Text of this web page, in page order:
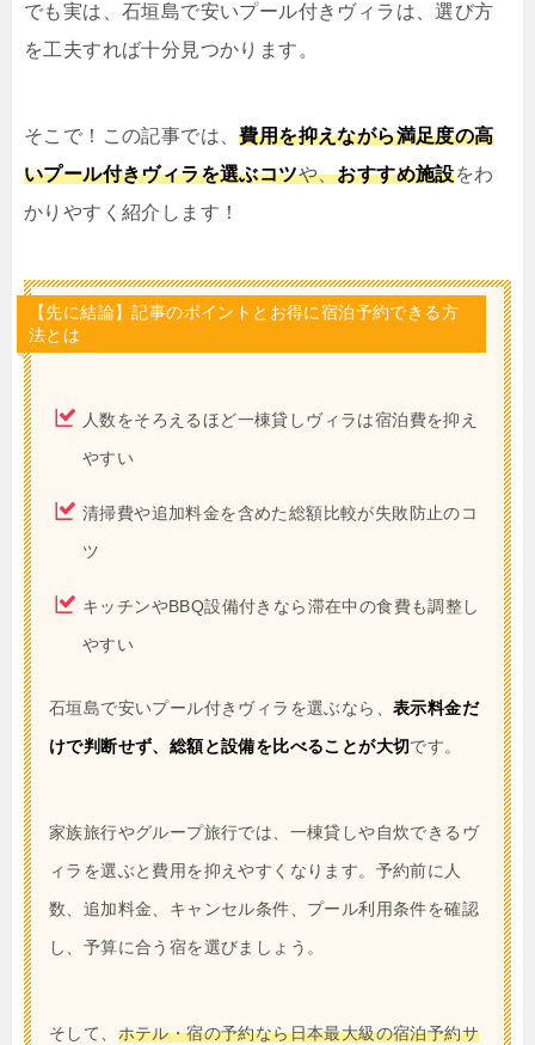
でも実は、石垣島で安いプール付きヴィラは、選び方
を工夫すれば十分見つかります。
そこで！この記事では、費用を抑えながら満足度の高
いプール付きヴィラを選ぶコツや、おすすめ施設をわ
かりやすく紹介します！
【先に結論】記事のポイントとお得に宿泊予約できる方
法とは
人数をそろえるほど一棟貸しヴィラは宿泊費を抑え
やすい
清掃費や追加料金を含めた総額比較が失敗防止のコ
ツ
キッチンやBBQ設備付きなら滞在中の食費も調整し
やすい
石垣島で安いプール付きヴィラを選ぶなら、 表示料金だ
けで判断せず、総額と設備を比べることが大切です。
家族旅行やグループ旅行では、一棟貸しや自炊できるヴ
ィラを選ぶと費用を抑えやすくなります。予約前に人
数、追加料金、キャンセル条件、プール利用条件を確認
し、予算に合う宿を選びましょう。
そして、 ホテル・宿の予約なら日本最大級の宿泊予約サ